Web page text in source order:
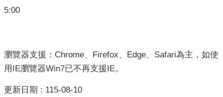
5:00
瀏覽器支援：Chrome、Firefox、Edge、Safari為主，如使
用IE瀏覽器Win7已不再支援IE。
更新日期 115-08-10